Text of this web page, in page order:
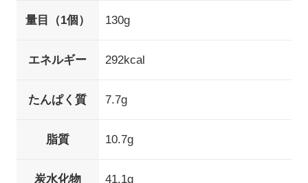
量目（1個） 130g
エネルギー 292kcal
たんぱく質 7.7g
脂質 10.7g
炭水化物 41.1g